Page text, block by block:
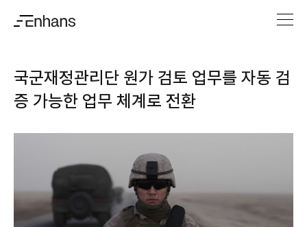
국군재정관리단 원가 검토 업무를 자동 검
증 가능한 업무 체계로 전환